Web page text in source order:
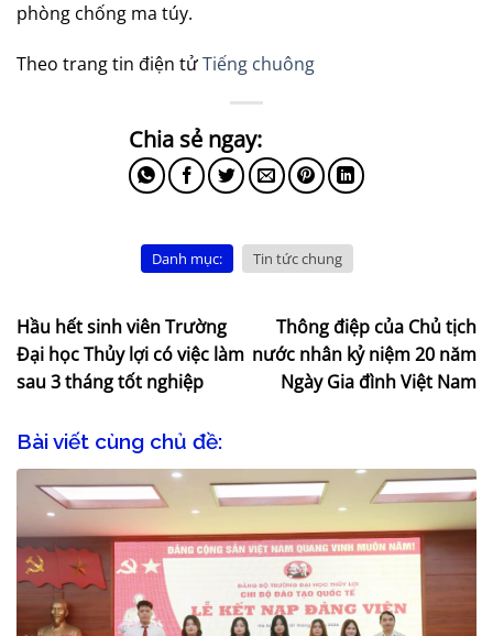
phòng chống ma túy.
Theo trang tin điện tửTiếng chuông
Danh mục: Tin tức chung
Hầu hết sinh viên Trường
Đại học Thủy lợi có việc làm
sau 3 tháng tốt nghiệp
Thông điệp của Chủ tịch
nước nhân kỷ niệm 20 năm
Ngày Gia đình Việt Nam
Bài viết cùng chủ đề: